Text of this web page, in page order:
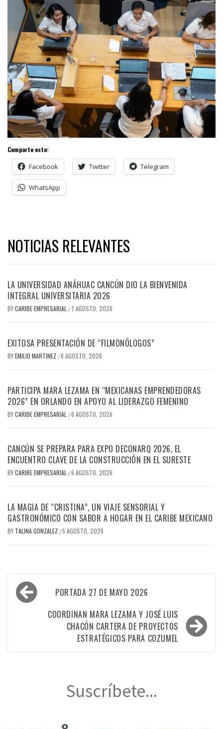
Comparte esto:
Facebook Twitter Telegram
WhatsApp
NOTICIAS RELEVANTES
LA UNIVERSIDAD ANÁHUAC CANCÚN DIO LA BIENVENIDA
INTEGRAL UNIVERSITARIA 2026
BYCARIBE EMPRESARIAL / 7 AGOSTO, 2026
EXITOSA PRESENTACIÓN DE “FILMONÓLOGOS”
BYEMILIO MARTINEZ /6 AGOSTO, 2026
PARTICIPA MARA LEZAMA EN “MEXICANAS EMPRENDEDORAS
2026” EN ORLANDO EN APOYO AL LIDERAZGO FEMENINO
BYCARIBE EMPRESARIAL /6 AGOSTO, 2026
CANCÚN SE PREPARA PARA EXPO DECONARQ 2026, EL
ENCUENTRO CLAVE DE LA CONSTRUCCIÓN EN EL SURESTE
BYCARIBE EMPRESARIAL /6 AGOSTO, 2026
LA MAGIA DE “CRISTINA”, UN VIAJE SENSORIAL Y
GASTRONÓMICO CON SABOR A HOGAR EN EL CARIBE MEXICANO
BY TALINA GONZALEZ /5 AGOSTO, 2026
Navegación
de
entradas
PORTADA 27 DE MAYO 2026
COORDINAN MARA LEZAMA Y JOSÉ LUIS
CHACÓN CARTERA DE PROYECTOS
ESTRATÉGICOS PARA COZUMEL
Suscríbete...